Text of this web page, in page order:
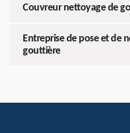
Couvreur nettoyage de
Entreprise de pose et de
gouttière